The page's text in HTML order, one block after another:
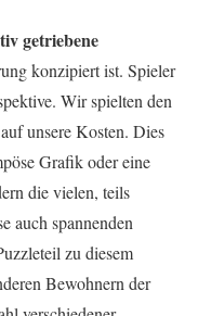
getriebene
konzipiert ist. Spieler
Wir spielten den
unsere Kosten. Dies
Grafik oder eine
die vielen, teils
auch spannenden
zu diesem
Bewohnern der